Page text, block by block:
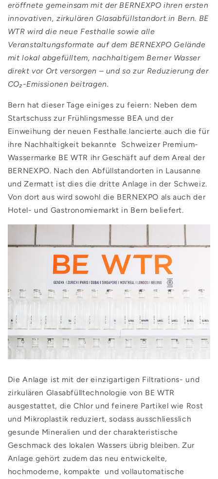
eröffnete gemeinsam mit der BERNEXPO ihren ersten
innovativen, zirkulären Glasabfüllstandort in Bern. BE
WTR wird die neue Festhalle sowie alle
Veranstaltungsformate auf dem BERNEXPO Gelände
mit lokal abgefülltem, nachhaltigem Berner Wasser
direkt vor Ort versorgen – und so zur Reduzierung der
CO₂-Emissionen beitragen.
Bern hat dieser Tage einiges zu feiern: Neben dem
Startschuss zur Frühlingsmesse BEA und der
Einweihung der neuen Festhalle lancierte auch die für
ihre Nachhaltigkeit bekannte Schweizer Premium-
Wassermarke BE WTR ihr Geschäft auf dem Areal der
BERNEXPO. Nach den Abfüllstandorten in Lausanne
und Zermatt ist dies die dritte Anlage in der Schweiz.
Von dort aus wird sowohl die BERNEXPO als auch der
Hotel- und Gastronomiemarkt in Bern beliefert.
Die Anlage ist mit der einzigartigen Filtrations- und
zirkulären Glasabfülltechnologie von BE WTR
ausgestattet, die Chlor und feinere Partikel wie Rost
und Mikroplastik reduziert, sodass ausschliesslich
gesunde Mineralien und der charakteristische
Geschmack des lokalen Wassers übrig bleiben. Zur
Anlage gehört zudem das neu entwickelte,
hochmoderne, kompakte und vollautomatische